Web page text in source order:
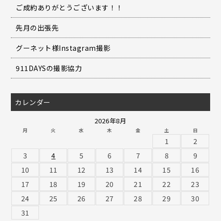
ご成約ありがとうございます！！
先月の出張先
グーネット様Instagram撮影
911DAYSの撮影協力
カレンダー
2026年8月
月 火 水 木 金 土 日
1
2
3
4 5 6 7 8
9
10
11 12 13 14 15
16
17
18 19 20 21 22
23
24
25 26 27 28 29
30
31